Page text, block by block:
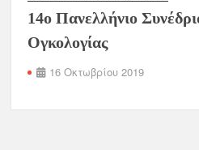
14ο Πανελλήνιο
Ογκολογίας
16 Οκτωβρίου 2019